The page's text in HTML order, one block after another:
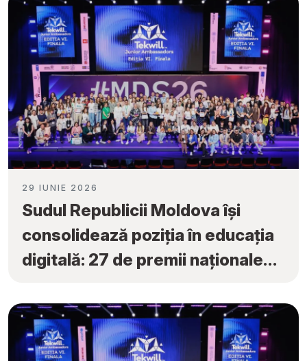
29 IUNIE 2026
Sudul Republicii Moldova își
consolidează poziția în educația
digitală: 27 de premii naționale
Ambassadors”